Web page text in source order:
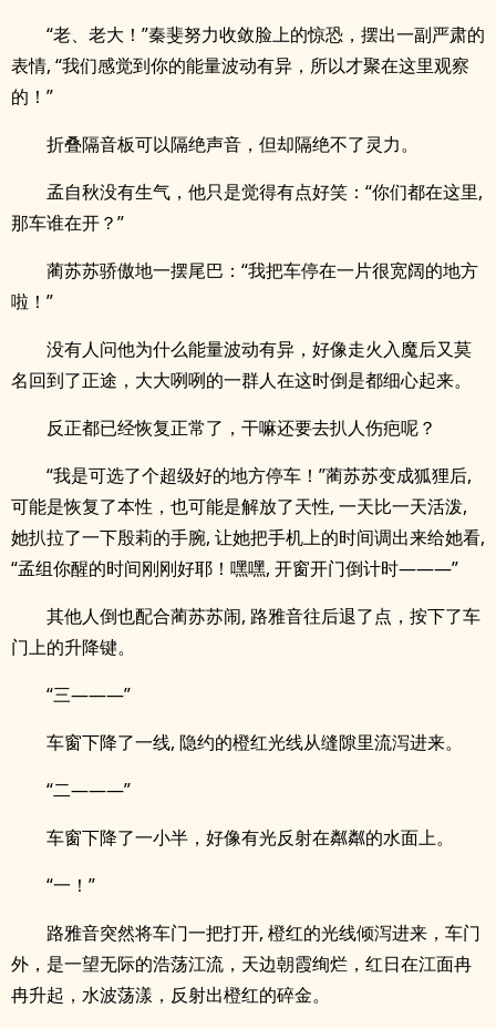
“老、老大！”秦斐努力收敛脸上的惊恐，摆出一副严肃的
表情, “我们感觉到你的能量波动有异，所以才聚在这里观察
的！”
折叠隔音板可以隔绝声音，但却隔绝不了灵力。
孟自秋没有生气，他只是觉得有点好笑：“你们都在这里,
那车谁在开？”
蔺苏苏骄傲地一摆尾巴：“我把车停在一片很宽阔的地方
啦！”
没有人问他为什么能量波动有异，好像走火入魔后又莫
名回到了正途，大大咧咧的一群人在这时倒是都细心起来。
反正都已经恢复正常了，干嘛还要去扒人伤疤呢？
“我是可选了个超级好的地方停车！”蔺苏苏变成狐狸后,
可能是恢复了本性，也可能是解放了天性, 一天比一天活泼,
她扒拉了一下殷莉的手腕, 让她把手机上的时间调出来给她看,
“孟组你醒的时间刚刚好耶！嘿嘿, 开窗开门倒计时———”
其他人倒也配合蔺苏苏闹, 路雅音往后退了点，按下了车
门上的升降键。
“三———”
车窗下降了一线, 隐约的橙红光线从缝隙里流泻进来。
“二———”
车窗下降了一小半，好像有光反射在粼粼的水面上。
“一！”
路雅音突然将车门一把打开, 橙红的光线倾泻进来，车门
外，是一望无际的浩荡江流，天边朝霞绚烂，红日在江面冉
冉升起，水波荡漾，反射出橙红的碎金。